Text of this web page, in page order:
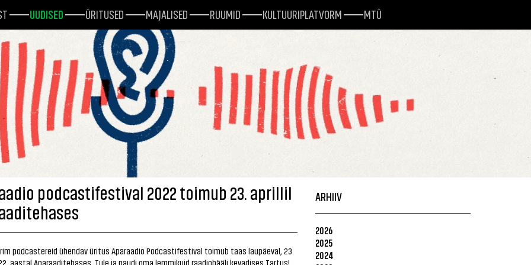
UUDISED ÜRITUSED MAJALISED RUUMID KULTUURIPLATVORM MTÜ
podcastifestival 2022 toimub 23. aprillil
podcastereid ühendav üritus Aparaadio Podcastifestival toimub taas laupäeval, 23.
aastal Aparaaditehases. Tule ja naudi oma lemmikuid raadiohääli kevadises Tartus!
ARHIIV
2026
2025
2024